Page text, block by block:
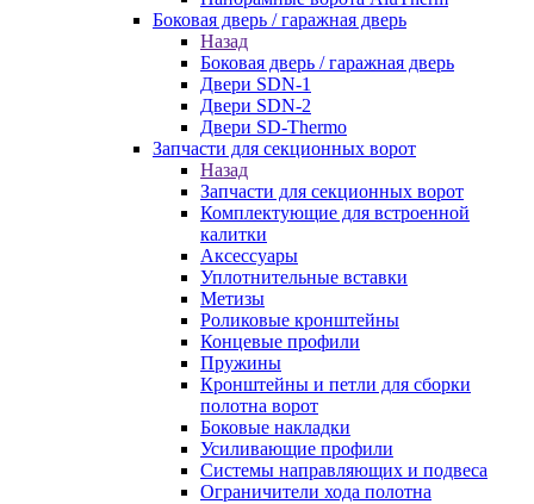
Боковая дверь / гаражная дверь
Назад
Боковая дверь / гаражная дверь
Двери SDN-1
Двери SDN-2
Двери SD-Thermo
Запчасти для секционных ворот
Назад
Запчасти для секционных ворот
Комплектующие для встроенной
калитки
Аксессуары
Уплотнительные вставки
Метизы
Роликовые кронштейны
Концевые профили
Пружины
Кронштейны и петли для сборки
полотна ворот
Боковые накладки
Усиливающие профили
Системы направляющих и подвеса
Ограничители хода полотна